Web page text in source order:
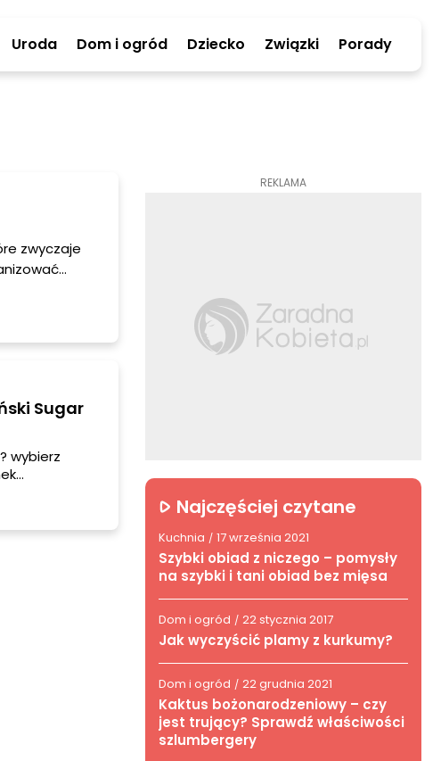
Uroda Dom i ogród Dziecko Związki Porady
zwyczaje
Sugar
wybierz
REKLAMA
Najczęściej czytane
Kuchnia / 17 września 2021
Szybki obiad z niczego – pomysły
na szybki i tani obiad bez mięsa
Dom i ogród / 22 stycznia 2017
Jak wyczyścić plamy z kurkumy?
Dom i ogród / 22 grudnia 2021
Kaktus bożonarodzeniowy – czy
jest trujący? Sprawdź właściwości
szlumbergery